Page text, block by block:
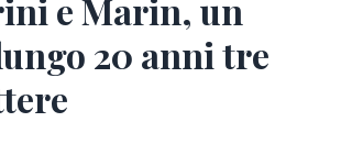
e Marin, un
20 anni tre